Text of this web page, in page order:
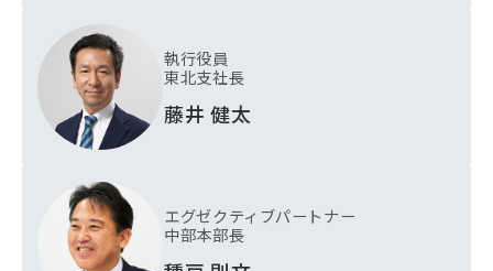
執行役員
東北支社長
藤井 健太
エグゼクティブパートナー
中部本部長